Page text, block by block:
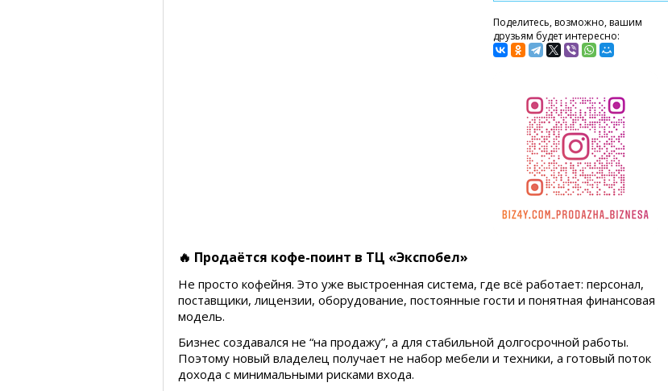
Поделитесь, возможно, вашим
друзьям будет интересно:
🔥 Продаётся кофе-поинт в ТЦ «Экспобел»
Не просто кофейня. Это уже выстроенная система, где всё работает: персонал,
поставщики, лицензии, оборудование, постоянные гости и понятная финансовая
модель.
Бизнес создавался не “на продажу”, а для стабильной долгосрочной работы.
Поэтому новый владелец получает не набор мебели и техники, а готовый поток
дохода с минимальными рисками входа.